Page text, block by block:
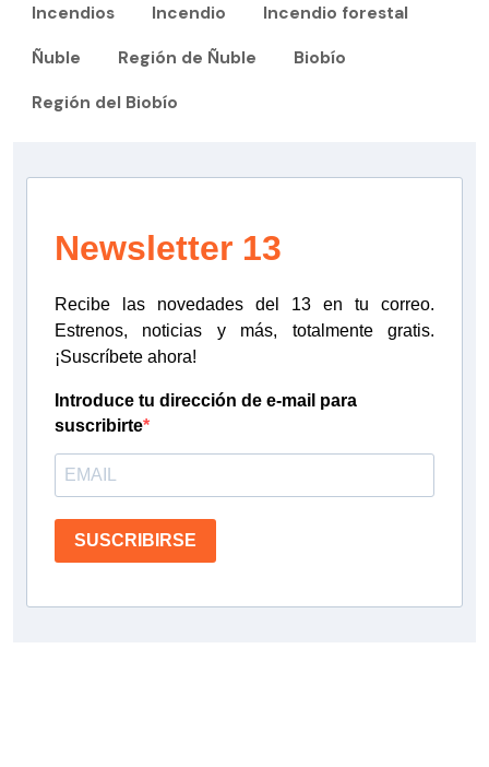
Incendios Incendio Incendio forestal
Ñuble Región de Ñuble Biobío
Región del Biobío
Newsletter 13
Recibe las novedades del 13 en tu correo.
Estrenos, noticias y más, totalmente gratis.
¡Suscríbete ahora!
Introduce tu dirección de e-mail para
suscribirte
SUSCRIBIRSE